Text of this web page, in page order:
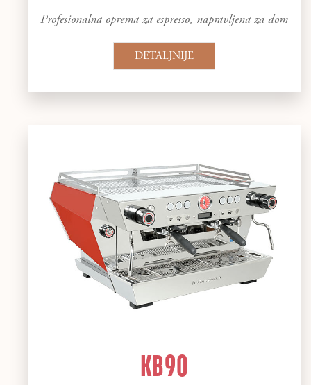
Profesionalna oprema za espresso, napravljena za dom
DETALJNIJE
KB90